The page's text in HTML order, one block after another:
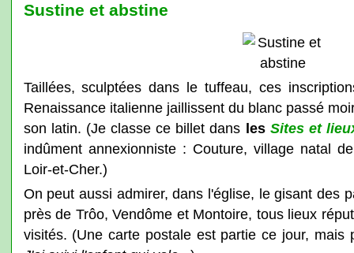
Sustine et abstine
Taillées, sculptées dans le tuffeau, ces
Renaissance italienne jaillissent du blanc passé
son latin. (Je classe ce billet dans les Sites et
indûment annexionniste : Couture, village natal
Loir-et-Cher.)
On peut aussi admirer, dans l'église, le gisant des
près de Trôo, Vendôme et Montoire, tous lieux
visités. (Une carte postale est partie ce jour, mais